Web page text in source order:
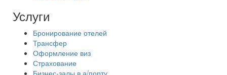
Услуги
Бронирование отелей
Трансфер
Оформление виз
Страхование
Бизнес-залы в а/порту